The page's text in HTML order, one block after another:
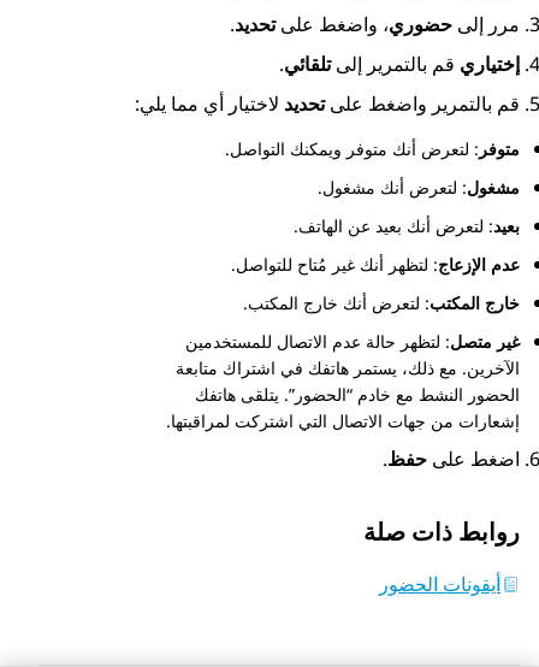
مرر إلى حضوري، واضغط علىتحديد.
إختياري قم بالتمرير إلىتلقائي.
قم بالتمرير واضغط علىتحديد لاختيار أي مما يلي:
متوفر : لتعرض أنك متوفر ويمكنك التواصل.
مشغول: لتعرض أنك مشغول.
بعيد: لتعرض أنك بعيد عن الهاتف.
عدم الإزعاج: لتظهر أنك غير مُتاح للتواصل.
خارج المكتب: لتعرض أنك خارج المكتب.
غير متصل: لتظهر حالة عدم الاتصال للمستخدمين
الآخرين. مع ذلك، يستمر هاتفك في اشتراك متابعة
الحضور النشط مع خادم “الحضور”. يتلقى هاتفك
إشعارات من جهات الاتصال التي اشتركت لمراقبتها.
اضغط على حفظ.
روابط ذات صلة
أيقونات الحضور